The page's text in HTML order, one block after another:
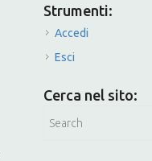
Strumenti:
Accedi
Esci
Cerca nel sito: